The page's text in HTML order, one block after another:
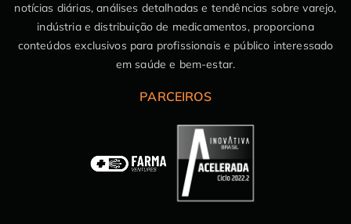
notícias diárias, análises detalhadas e tendências sobre varejo,
indústria e distribuição de medicamentos, proporciona
conteúdos exclusivos para profissionais e público interessado
em saúde e bem-estar.
PARCEIROS